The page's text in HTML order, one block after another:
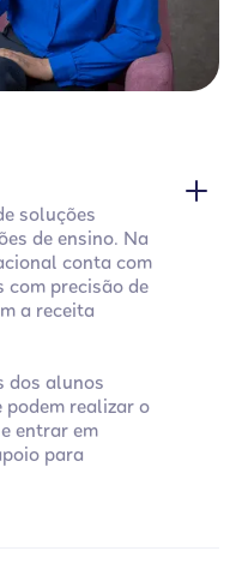
soluções
de ensino. Na
conta com
com precisão de
a receita
dos alunos
podem realizar o
entrar em
para